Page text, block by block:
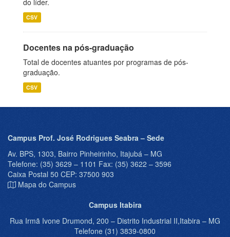
do líder.
CSV
Docentes na pós-graduação
Total de docentes atuantes por programas de pós-
graduação.
CSV
Campus Prof. José Rodrigues Seabra – Sede
Av. BPS, 1303, Bairro Pinheirinho, Itajubá – MG
Telefone: (35) 3629 – 1101 Fax: (35) 3622 – 3596
Caixa Postal 50 CEP: 37500 903
Mapa do Campus
Campus Itabira
Rua Irmã Ivone Drumond, 200 – Distrito Industrial II,Itabira – MG
Telefone (31) 3839-0800